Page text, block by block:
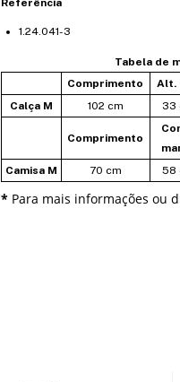
Referência
1.24.041-3
Tabela de
Comprimento
Alt.
Calça M
102 cm 33
Comprimento
Camisa M 70 cm 58
* Para mais informações ou